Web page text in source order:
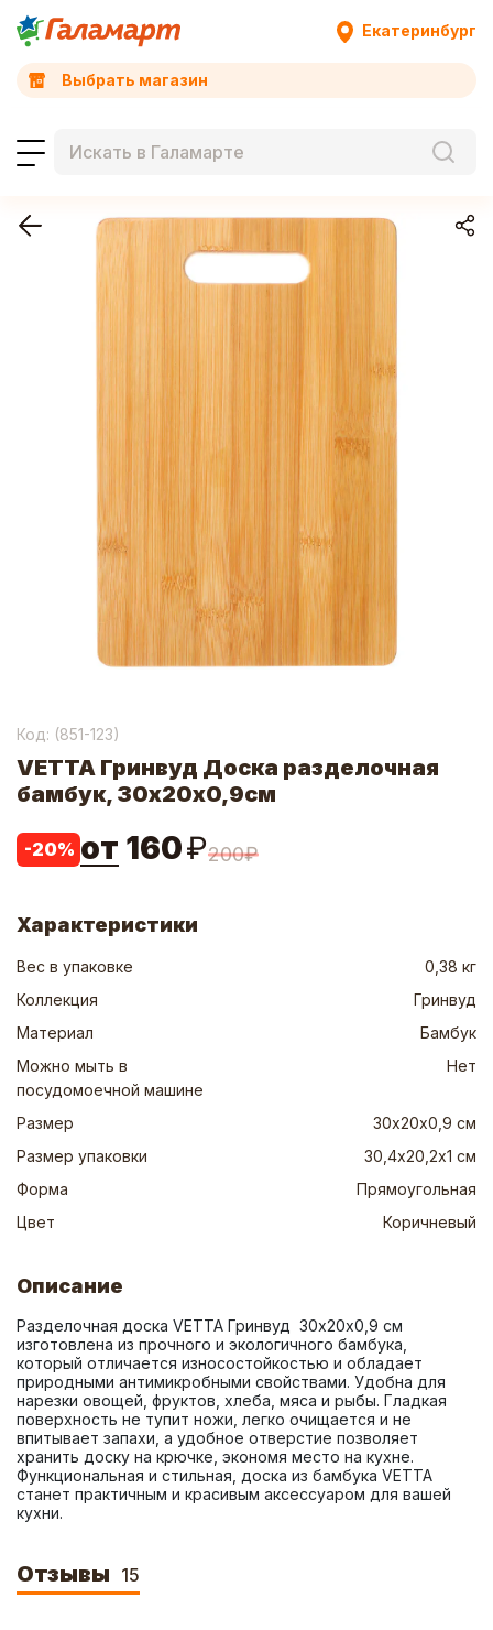
Екатеринбург
Выбрать магазин
Код: (851-123)
VETTA Гринвуд Доска разделочная
бамбук, 30х20х0,9см
-20% от 160₽200₽
Характеристики
Вес в упаковке
0,38 кг
Коллекция
Гринвуд
Материал
Бамбук
Можно мыть в
посудомоечной машине
Нет
Размер
30х20х0,9 см
Размер упаковки
30,4х20,2х1 см
Форма
Прямоугольная
Цвет
Коричневый
Описание
Разделочная доска VETTA Гринвуд  30х20х0,9 см
изготовлена из прочного и экологичного бамбука,
который отличается износостойкостью и обладает
природными антимикробными свойствами. Удобна для
нарезки овощей, фруктов, хлеба, мяса и рыбы. Гладкая
поверхность не тупит ножи, легко очищается и не
впитывает запахи, а удобное отверстие позволяет
хранить доску на крючке, экономя место на кухне.
Функциональная и стильная, доска из бамбука VETTA
станет практичным и красивым аксессуаром для вашей
кухни.
Отзывы 15